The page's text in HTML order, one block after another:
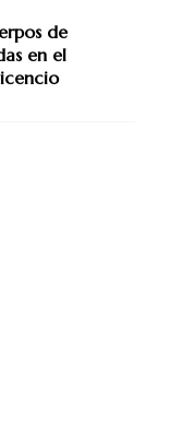
de
en el